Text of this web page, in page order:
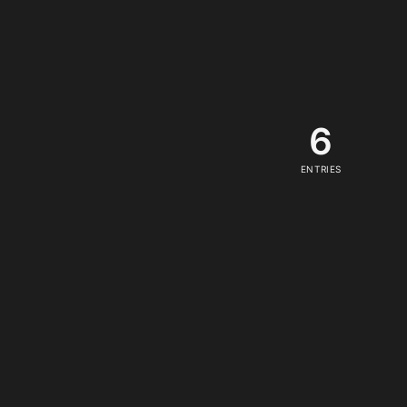
6
ENTRIES